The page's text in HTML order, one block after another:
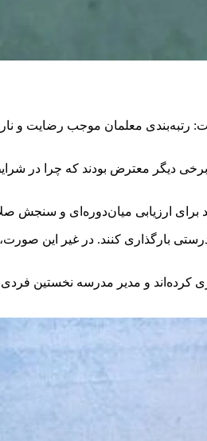
رتبه‌بندی معلمان موجب رضایت و
دیگر معترض بودند که چرا در
برای ارزیابی میان‌دوره‌ای و سنجش
بارگذاری کنند. در غیر این
مدارک خود را بارگذاری کرده‌اند و مدیر